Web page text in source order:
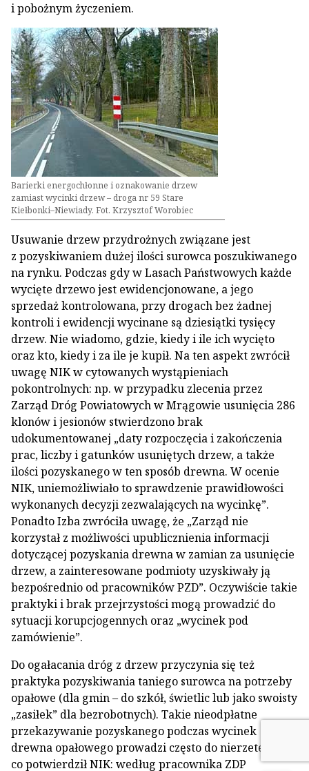
i pobożnym życzeniem.
Barierki energochłonne i oznakowanie drzew
zamiast wycinki drzew – droga nr 59 Stare
Kiełbonki–Niewiady. Fot. Krzysztof Worobiec
Usuwanie drzew przydrożnych związane jest
z pozyskiwaniem dużej ilości surowca poszukiwanego
na rynku. Podczas gdy w Lasach Państwowych każde
wycięte drzewo jest ewidencjonowane, a jego
sprzedaż kontrolowana, przy drogach bez żadnej
kontroli i ewidencji wycinane są dziesiątki tysięcy
drzew. Nie wiadomo, gdzie, kiedy i ile ich wycięto
oraz kto, kiedy i za ile je kupił. Na ten aspekt zwrócił
uwagę NIK w cytowanych wystąpieniach
pokontrolnych: np. w przypadku zlecenia przez
Zarząd Dróg Powiatowych w Mrągowie usunięcia 286
klonów i jesionów stwierdzono brak
udokumentowanej „daty rozpoczęcia i zakończenia
prac, liczby i gatunków usuniętych drzew, a także
ilości pozyskanego w ten sposób drewna. W ocenie
NIK, uniemożliwiało to sprawdzenie prawidłowości
wykonanych decyzji zezwalających na wycinkę”.
Ponadto Izba zwróciła uwagę, że „Zarząd nie
korzystał z możliwości upublicznienia informacji
dotyczącej pozyskania drewna w zamian za usunięcie
drzew, a zainteresowane podmioty uzyskiwały ją
bezpośrednio od pracowników PZD”. Oczywiście takie
praktyki i brak przejrzystości mogą prowadzić do
sytuacji korupcjogennych oraz „wycinek pod
zamówienie”.
Do ogałacania dróg z drzew przyczynia się też
praktyka pozyskiwania taniego surowca na potrzeby
opałowe (dla gmin – do szkół, świetlic lub jako swoisty
„zasiłek” dla bezrobotnych). Takie nieodpłatne
przekazywanie pozyskanego podczas wycinek
drewna opałowego prowadzi często do nierzetelności,
co potwierdził NIK: według pracownika ZDP